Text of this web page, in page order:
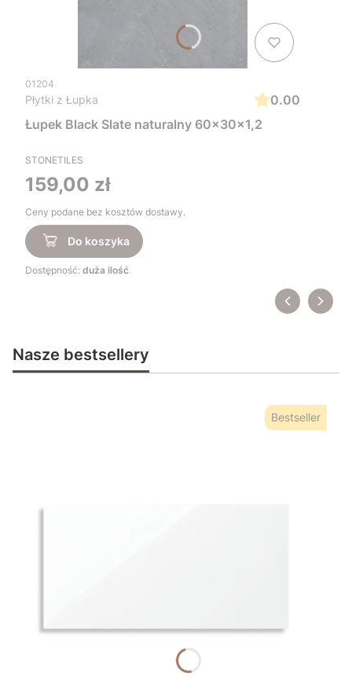
01204
Płytki z Łupka
0.00
Łupek Black Slate naturalny 60x30x1,2
STONETILES
Cena
159,00 zł
Ceny podane bez kosztów dostawy.
Do koszyka
Dostępność: duża ilość
Nasze bestsellery
Bestseller